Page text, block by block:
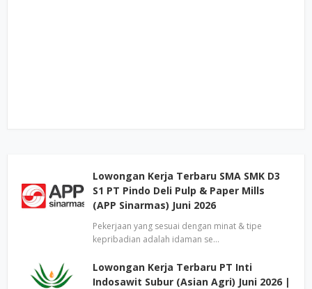
Lowongan Kerja Terbaru SMA SMK D3
S1 PT Pindo Deli Pulp & Paper Mills
(APP Sinarmas) Juni 2026
Pekerjaan yang sesuai dengan minat & tipe
kepribadian adalah idaman se…
Lowongan Kerja Terbaru PT Inti
Indosawit Subur (Asian Agri) Juni 2026 |